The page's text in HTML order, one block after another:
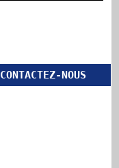
CONTACTEZ-NOUS